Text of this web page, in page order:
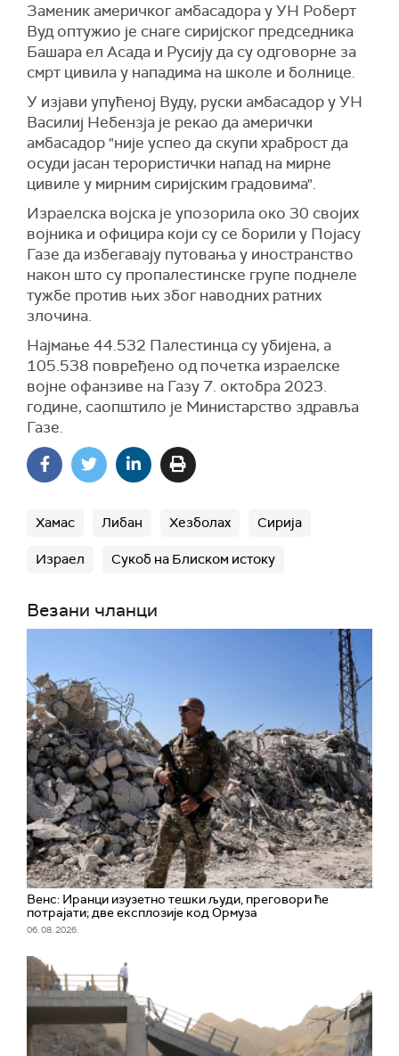
Заменик америчког амбасадора у УН Роберт
Вуд oптужио је снаге сиријског председника
Башара ел Асада и Русију да су одговорне за
смрт цивила у нападима на школе и болнице.
У изјави упућеној Вуду, руски амбасадор у УН
Василиј Небензја је рекао да амерички
амбасадор "није успео да скупи храброст да
осуди јасан терористички напад на мирне
цивиле у мирним сиријским градовима".
Израелска војска је упозорила око 30 својих
војника и официра који су се борили у Појасу
Газе да избегавају путовања у иностранство
након што су пропалестинске групе поднеле
тужбе против њих због наводних ратних
злочина.
Најмање 44.532 Палестинца су убијена, а
105.538 повређено од почетка израелске
војне офанзиве на Газу 7. октобра 2023.
године, саопштило је Министарство здравља
Газе.
Хамас Либан Хезболах Сирија
Израел Сукоб на Блиском истоку
Везани чланци
Венс: Иранци изузетно тешки људи, преговори ће
потрајати; две експлозије код Ормуза
06. 08. 2026.